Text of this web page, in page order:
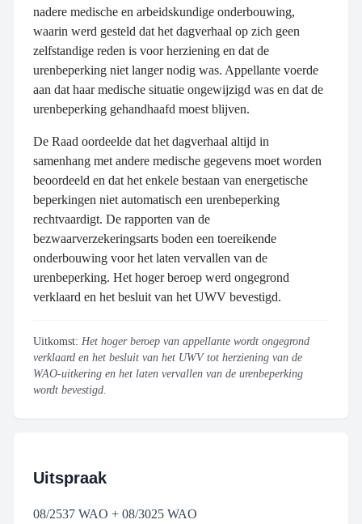
nadere medische en arbeidskundige onderbouwing,
waarin werd gesteld dat het dagverhaal op zich geen
zelfstandige reden is voor herziening en dat de
urenbeperking niet langer nodig was. Appellante voerde
aan dat haar medische situatie ongewijzigd was en dat de
urenbeperking gehandhaafd moest blijven.
De Raad oordeelde dat het dagverhaal altijd in
samenhang met andere medische gegevens moet worden
beoordeeld en dat het enkele bestaan van energetische
beperkingen niet automatisch een urenbeperking
rechtvaardigt. De rapporten van de
bezwaarverzekeringsarts boden een toereikende
onderbouwing voor het laten vervallen van de
urenbeperking. Het hoger beroep werd ongegrond
verklaard en het besluit van het UWV bevestigd.
Uitkomst: Het hoger beroep van appellante wordt ongegrond
verklaard en het besluit van het UWV tot herziening van de
WAO-uitkering en het laten vervallen van de urenbeperking
wordt bevestigd.
Uitspraak
08/2537 WAO + 08/3025 WAO